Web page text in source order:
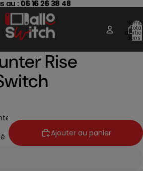
au : 06 16 26 38 48
: 06 16 26 38 48
total
dans
Rise
Ajouter au panier